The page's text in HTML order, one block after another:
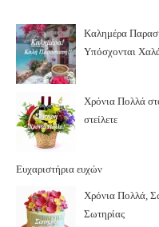
Καλημέρα
Υπόσχονται
Χρόνια Πολλά
στείλετε
Ευχαριστήρια ευχών
Χρόνια Πολλά,
Σωτηρίας